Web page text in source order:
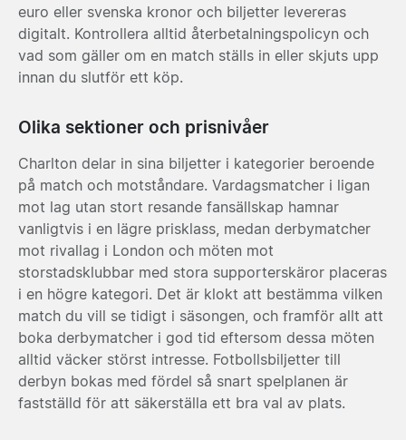
euro eller svenska kronor och biljetter levereras
digitalt. Kontrollera alltid återbetalningspolicyn och
vad som gäller om en match ställs in eller skjuts upp
innan du slutför ett köp.
Olika sektioner och prisnivåer
Charlton delar in sina biljetter i kategorier beroende
på match och motståndare. Vardagsmatcher i ligan
mot lag utan stort resande fansällskap hamnar
vanligtvis i en lägre prisklass, medan derbymatcher
mot rivallag i London och möten mot
storstadsklubbar med stora supporterskäror placeras
i en högre kategori. Det är klokt att bestämma vilken
match du vill se tidigt i säsongen, och framför allt att
boka derbymatcher i god tid eftersom dessa möten
alltid väcker störst intresse. Fotbollsbiljetter till
derbyn bokas med fördel så snart spelplanen är
fastställd för att säkerställa ett bra val av plats.